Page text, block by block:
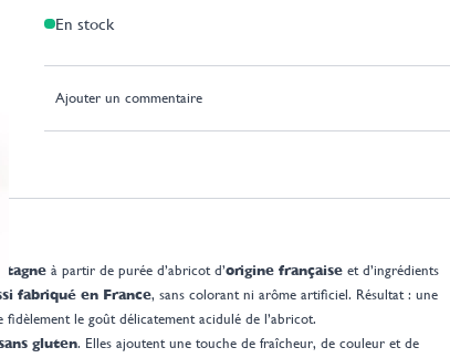
En stock
Ajouter un commentaire
à partir de purée d’abricot d’origine françaiseet d’ingrédients
fabriqué en France, sans colorant ni arôme artificiel. Résultat : une
le goût délicatement acidulé de l’abricot.
gluten. Elles ajoutent une touche de fraîcheur, de couleur et de